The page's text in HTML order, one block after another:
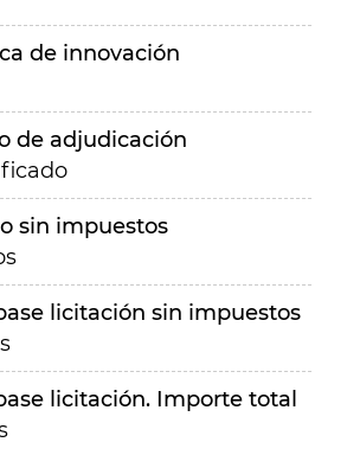
de innovación
de adjudicación
sin impuestos
licitación sin impuestos
licitación. Importe total